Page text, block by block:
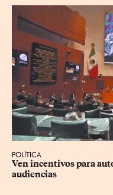
POLÍTICA
Ven incentivos para
audiencias